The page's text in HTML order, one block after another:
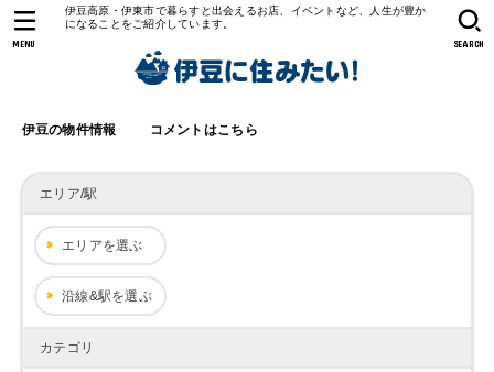
伊豆高原・伊東市で暮らすと出会えるお店、イベントなど、人生が豊か
になることをご紹介しています。
伊豆の物件情報 コメントはこちら
SEARCH
MENU
エリア/駅
エリアを選ぶ
沿線&駅を選ぶ
カテゴリ